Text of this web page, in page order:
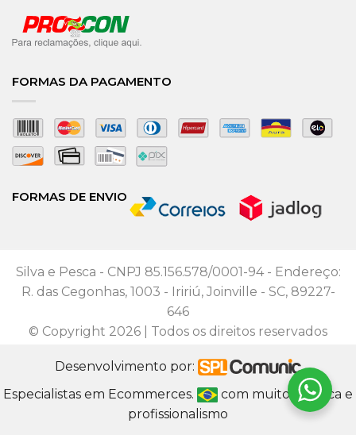
FORMAS DA PAGAMENTO
FORMAS DE ENVIO
Silva e Pesca - CNPJ 85.156.578/0001-94 - Endereço:
R. das Cegonhas, 1003 - Iririú, Joinville - SC, 89227-
646
© Copyright 2026 | Todos os direitos reservados
Desenvolvimento por:
Especialistas em Ecommerces.
com muito
, ética e
profissionalismo